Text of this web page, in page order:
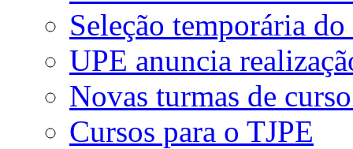
Seleção temporária
UPE anuncia
Novas turmas de
Cursos para o TJPE